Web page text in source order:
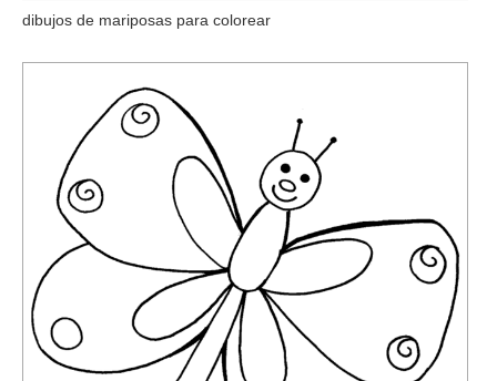
dibujos de mariposas para colorear